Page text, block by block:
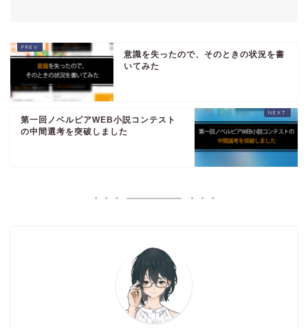
意識を失ったので、そのときの状況を書
いてみた
第一回ノベルピアWEB小説コンテスト
の中間選考を突破しました